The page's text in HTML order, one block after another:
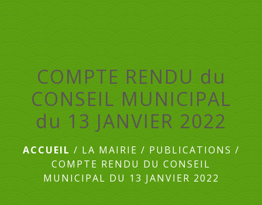
COMPTE RENDU du
CONSEIL MUNICIPAL
du 13 JANVIER 2022
ACCUEIL / LA MAIRIE / PUBLICATIONS /
COMPTE RENDU DU CONSEIL
MUNICIPAL DU 13 JANVIER 2022